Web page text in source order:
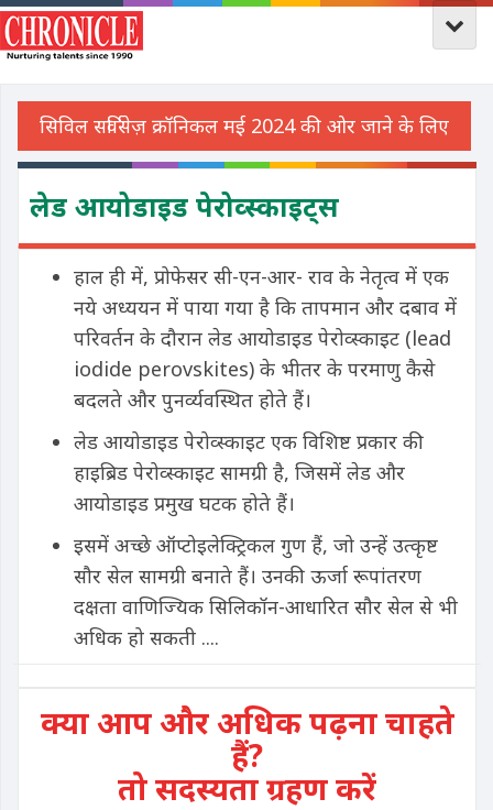
लेड आयोडाइड पेरोव्स्काइट्स
हाल ही में, प्रोफेसर सी-एन-आर- राव के नेतृत्व में एक
नये अध्ययन में पाया गया है कि तापमान और दबाव में
परिवर्तन के दौरान लेड आयोडाइड पेरोव्स्काइट (lead
iodide perovskites) के भीतर के परमाणु कैसे
बदलते और पुनर्व्यवस्थित होते हैं।
लेड आयोडाइड पेरोव्स्काइट एक विशिष्ट प्रकार की
हाइब्रिड पेरोव्स्काइट सामग्री है, जिसमें लेड और
आयोडाइड प्रमुख घटक होते हैं।
इसमें अच्छे ऑप्टोइलेक्ट्रिकल गुण हैं, जो उन्हें उत्कृष्ट
सौर सेल सामग्री बनाते हैं। उनकी ऊर्जा रूपांतरण
दक्षता वाणिज्यिक सिलिकॉन-आधारित सौर सेल से भी
अधिक हो सकती ....
क्या आप और अधिक पढ़ना चाहते
हैं?
तो सदस्यता ग्रहण करें